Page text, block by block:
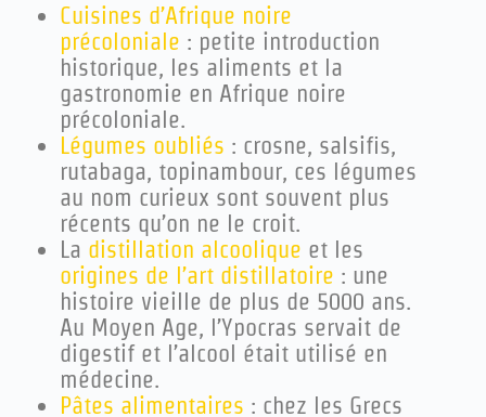
Cuisines d’Afrique noire
précoloniale : petite introduction
historique, les aliments et la
gastronomie en Afrique noire
précoloniale.
Légumes oubliés : crosne, salsifis,
rutabaga, topinambour, ces légumes
au nom curieux sont souvent plus
récents qu’on ne le croit.
La distillation alcoolique et les
origines de l’art distillatoire : une
histoire vieille de plus de 5000 ans.
Au Moyen Age, l’Ypocras servait de
digestif et l’alcool était utilisé en
médecine.
Pâtes alimentaires : chez les Grecs